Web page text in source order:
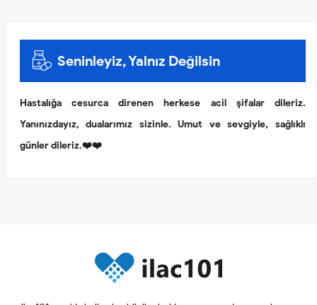
Seninleyiz, Yalnız Değilsin
Hastalığa cesurca direnen herkese acil şifalar dileriz.
Yanınızdayız, dualarımız sizinle. Umut ve sevgiyle, sağlıklı
günler dileriz.❤️❤️